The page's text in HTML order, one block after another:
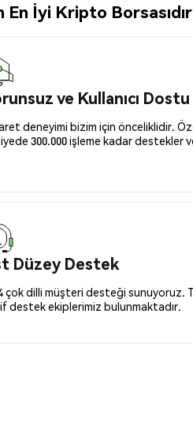
En İyi Kripto Borsasıdır
ve Kullanıcı Dostu
deneyimi bizim için önceliklidir.
300.000 işleme kadar destekler
Düzey Destek
çok dilli müşteri desteği sunuyoruz.
destek ekiplerimiz bulunmaktadır.